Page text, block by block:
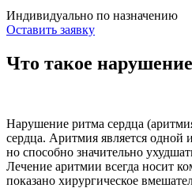
Индивидуально по назначению
Оставить заявку
Что такое
Нарушение ритма сердца
сердца. Аритмия является одной
но способно значительно
Лечение аритмии всегда носит
показано хирургическое